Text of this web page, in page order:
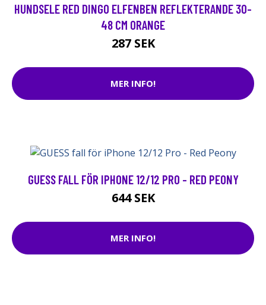
HUNDSELE RED DINGO ELFENBEN REFLEKTERANDE 30-
48 CM ORANGE
287 SEK
MER INFO!
GUESS FALL FÖR IPHONE 12/12 PRO - RED PEONY
644 SEK
MER INFO!